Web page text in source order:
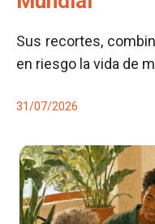
Sus recortes,
en riesgo la vida de
31/07/2026